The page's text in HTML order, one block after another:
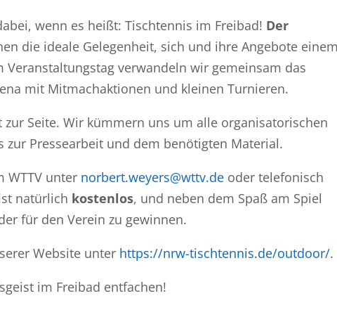
wenn es heißt: Tischtennis im Freibad! Der
die ideale Gelegenheit, sich und ihre Angebote einem
verwandeln wir gemeinsam das
mit Mitmachaktionen und kleinen Turnieren.
zur Seite. Wir kümmern uns um alle organisatorischen
zur Pressearbeit und dem benötigten Material.
WTTV unter norbert.weyers@wttv.de oder telefonisch
natürlich kostenlos, und neben dem Spaß am Spiel
für den Verein zu gewinnen.
Website unter https://nrw-tischtennis.de/outdoor/.
im Freibad entfachen!